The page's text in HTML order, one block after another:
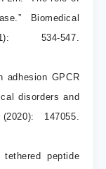
Biomedical
534-547.
adhesion GPCR
disorders and
147055.
peptide